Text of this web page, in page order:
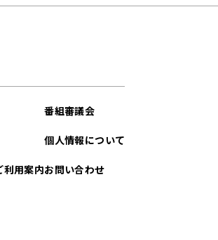
年02月
年01月
利用案内
番組審議会
個人情報について
お問い合わせ